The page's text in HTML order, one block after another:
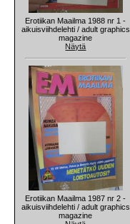
Erotiikan Maailma 1988 nr 1 -
aikuisviihdelehti / adult graphics
magazine
Näytä
Erotiikan Maailma 1987 nr 2 -
aikuisviihdelehti / adult graphics
magazine